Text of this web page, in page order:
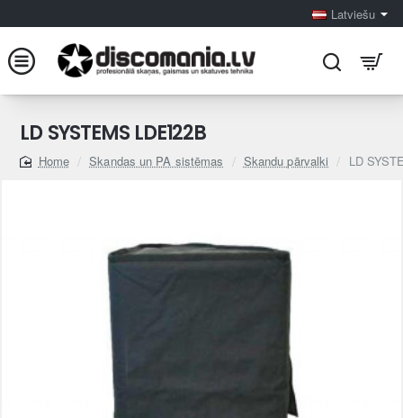
Latviešu
LD SYSTEMS LDE122B
home
Skandas un PA sistēmas Skandu pārvalki LD